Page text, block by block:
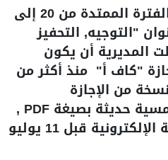
وسينظم التكوين خلال الفترة الممتدة من 20 إلى
"التوجيه, التحفيز
أن يكون
"كاف أ" منذ أكثر من
من الإجازة
وجواز السفر وصورة شمسية حديثة بصيغة PDF ,
وإيداع الملف عبر المنصة الإلكترونية قبل 11 يوليو